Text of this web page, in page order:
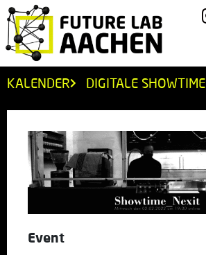
KALENDER DIGITALE SHOWTIME
Event